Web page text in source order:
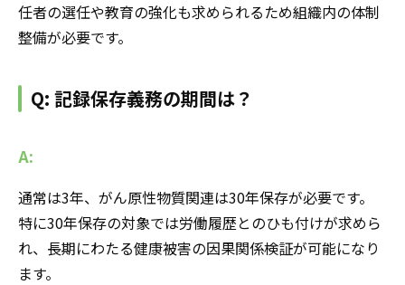
任者の選任や教育の強化も求められるため組織内の体制
整備が必要です。
Q: 記録保存義務の期間は？
A:
通常は3年、がん原性物質関連は30年保存が必要です。
特に30年保存の対象では労働履歴とのひも付けが求めら
れ、長期にわたる健康被害の因果関係検証が可能になり
ます。